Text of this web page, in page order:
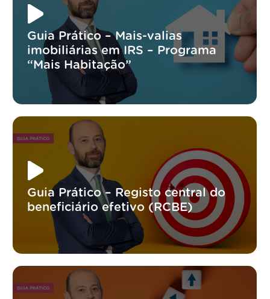
Guia Prático – Mais-valias
imobiliárias em IRS – Programa
“Mais Habitação”
Guia Prático – Registo central do
beneficiário efetivo (RCBE)